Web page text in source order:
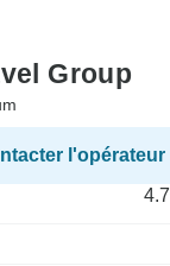
Group
l'opérateur
4.7